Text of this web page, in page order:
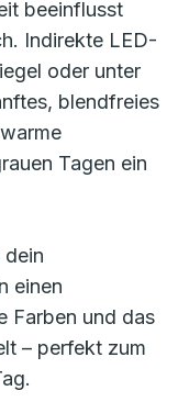
beeinflusst
Indirekte LED-
oder unter
blendfreies
Tagen ein
einen
Farben und das
– perfekt zum